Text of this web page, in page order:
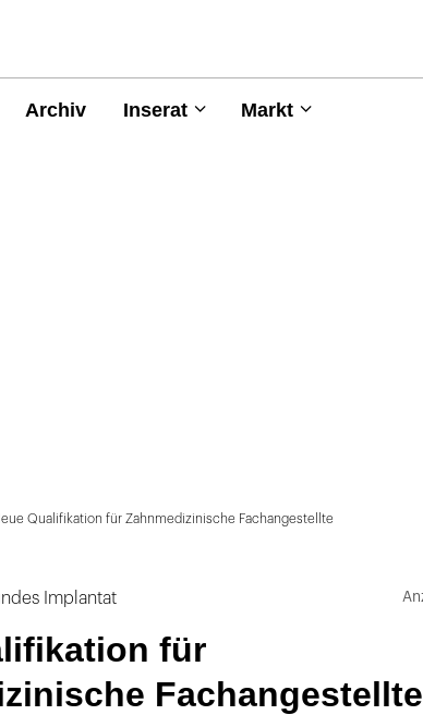
Archiv Inserat Markt
Qualifikation für Zahnmedizinische Fachangestellte
Implantat
für
Fachangestellte